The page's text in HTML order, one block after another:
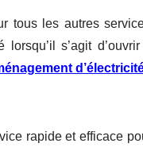
tous les autres
s’agit
rapide et efficace